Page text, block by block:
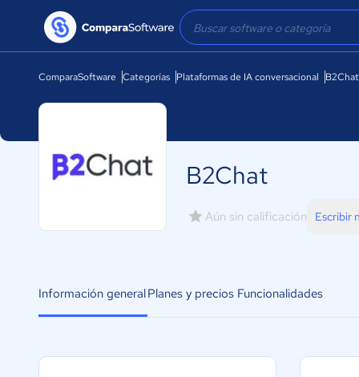
ComparaSoftware Categorías Plataformas de IA conversacional B2Chat
B2Chat
Aún sin calificación Escribir
Información generalPlanes y precios Funcionalidades